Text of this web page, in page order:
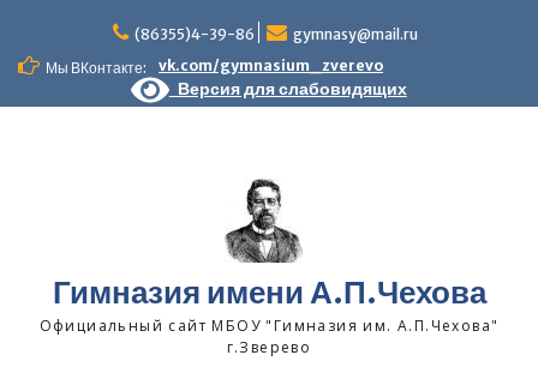
content
(86355)4-39-86
gymnasy@mail.ru
Мы ВКонтакте:
vk.com/gymnasium_zverevo
Версия для слабовидящих
Гимназия имени А.П.Чехова
Официальный сайт МБОУ "Гимназия им. А.П.Чехова"
г.Зверево